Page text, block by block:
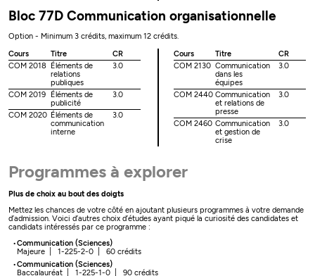
Bloc 77D Communication organisationnelle
Option - Minimum 3 crédits, maximum 12 crédits.
Cours
Titre
CR
COM 2018 Éléments de
relations
publiques
3.0
COM 2019
Éléments de
publicité
3.0
COM 2020 Éléments de
communication
interne
3.0
Cours Titre
CR
COM 2130 Communication
dans les
équipes
3.0
COM 2440 Communication
et relations de
presse
3.0
COM 2460 Communication
et gestion de
crise
3.0
Programmes à explorer
Plus de choix au bout des doigts
Mettez les chances de votre côté en ajoutant plusieurs programmes à votre demande
d’admission. Voici d’autres choix d’études ayant piqué la curiosité des candidates et
candidats intéressés par ce programme :
Communication (Sciences)
Majeure | 1-225-2-0 | 60 crédits
Communication (Sciences)
Baccalauréat | 1-225-1-0 | 90 crédits